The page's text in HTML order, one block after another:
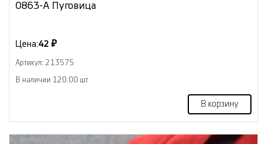
0863-А Пуговица
Цена:42 ₽
Артикул: 213575
В наличии 120.00 шт
В корзину